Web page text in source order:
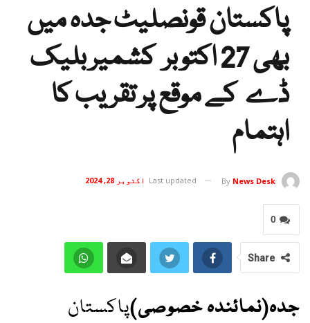
پاکستان قونصلیٹ جدہ میں
بھی 27 اکتوبر کشمیر بلیک
ڈے کے موقع پر تقریب کا
اہتمام
By News Desk
Last updated اکتوبر 28, 2024
0
Share
جدہ(نمائندہ خصوصی)پاکستان